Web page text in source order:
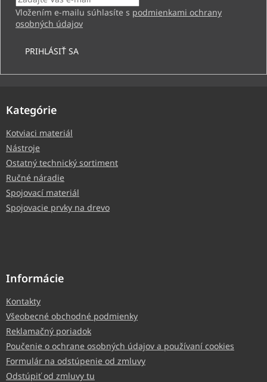
Vložením e-mailu súhlasíte s podmienkami ochrany
osobných údajov
PRIHLÁSIŤ SA
Kategórie
Kotviaci materiál
Nástroje
Ostatný technický sortiment
Ručné náradie
Spojovací materiál
Spojovacie prvky na drevo
Informácie
Kontakty
Všeobecné obchodné podmienky
Reklamačný poriadok
Poučenie o ochrane osobných údajov a používaní cookies
Formulár na odstúpenie od zmluvy
Odstúpiť od zmluvy tu